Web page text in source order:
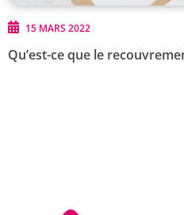
Qu’est-ce que le
15 MARS 2022